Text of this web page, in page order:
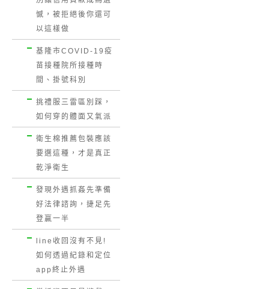
憾，被拒絕後你還可
以這樣做
基隆市COVID-19疫
苗接種院所接種時
間、掛號科別
挑禮服三雷區別踩，
如何穿的體面又氣派
衛生棉推薦包裝應該
要選這種，才是真正
乾淨衛生
發現外遇抓姦先準備
好法律諮詢，捷足先
登贏一半
line收回沒有不見!
如何透過紀錄和定位
app終止外遇